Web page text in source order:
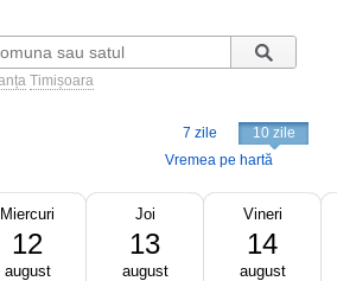
Timișoara
7 zile
10 zile
Vremea pe hartă
Miercuri
12
august
Joi
13
august
Vineri
14
august